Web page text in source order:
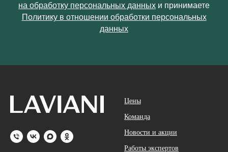
на обработку персональных данных и принимаете
Политику в отношении обработки персональных
данных
Цены
Команда
Новости и акции
Работы экспертов